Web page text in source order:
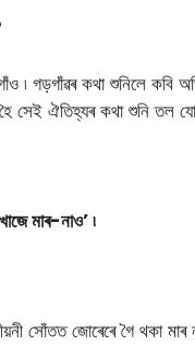
৷ গড়গাঁৱৰ কথা শুনিলে কবি
সেই ঐতিহ্যৰ কথা শুনি তল
মাৰ-নাও’ ৷
সোঁতত জোৰেৰে গৈ থকা মাৰ